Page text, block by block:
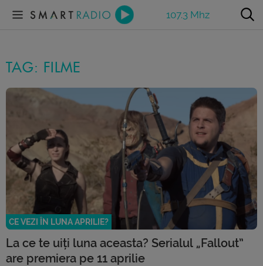
107.3 Mhz
TAG: FILME
CE VEZI ÎN LUNA APRILIE?
La ce te uiți luna aceasta? Serialul „Fallout”
are premiera pe 11 aprilie